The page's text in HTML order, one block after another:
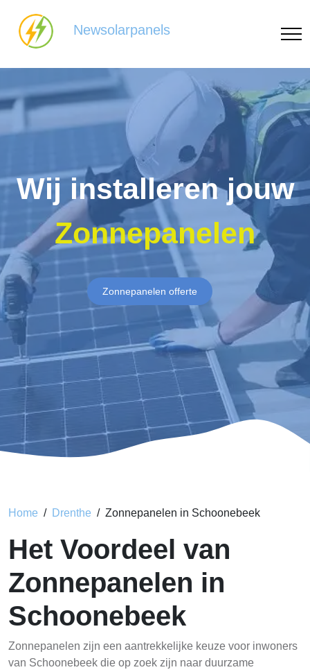
Newsolarpanels
Wij installeren jouw
Zonnepanelen
Zonnepanelen offerte
Home Drenthe Zonnepanelen in Schoonebeek
Het Voordeel van
Zonnepanelen in
Schoonebeek
Zonnepanelen zijn een aantrekkelijke keuze voor inwoners
van Schoonebeek die op zoek zijn naar duurzame